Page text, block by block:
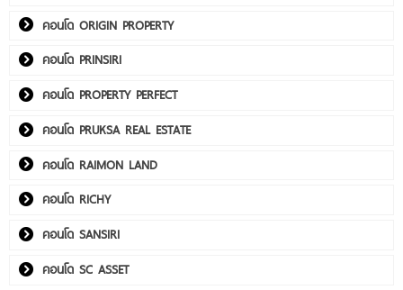
คอนโด ORIGIN PROPERTY
คอนโด PRINSIRI
คอนโด PROPERTY PERFECT
คอนโด PRUKSA REAL ESTATE
คอนโด RAIMON LAND
คอนโด RICHY
คอนโด SANSIRI
คอนโด SC ASSET